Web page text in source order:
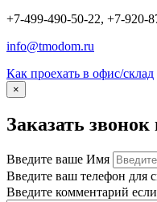
+7-499-490-50-22, +7-920-
info@tmodom.ru
Как проехать в офис/склад
×
Заказать
Введите ваше Имя
Введите ваш телефон для
Введите комментарий